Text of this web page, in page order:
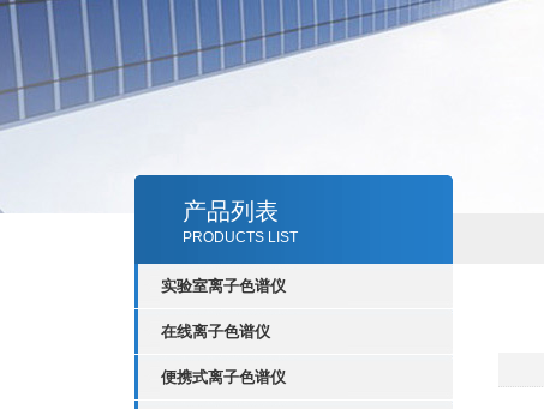
产品列表
PRODUCTS LIST
实验室离子色谱仪
在线离子色谱仪
便携式离子色谱仪